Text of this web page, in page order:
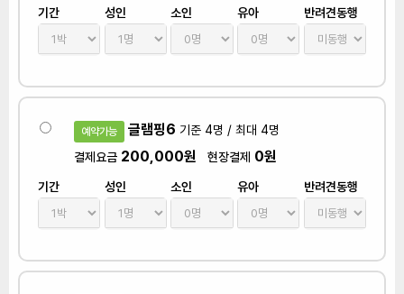
기간 성인 소인 유아 반려견동행
예약가능 글램핑6 기준 4명 / 최대 4명
결제요금 200,000원 현장결제 0원
기간 성인 소인 유아 반려견동행